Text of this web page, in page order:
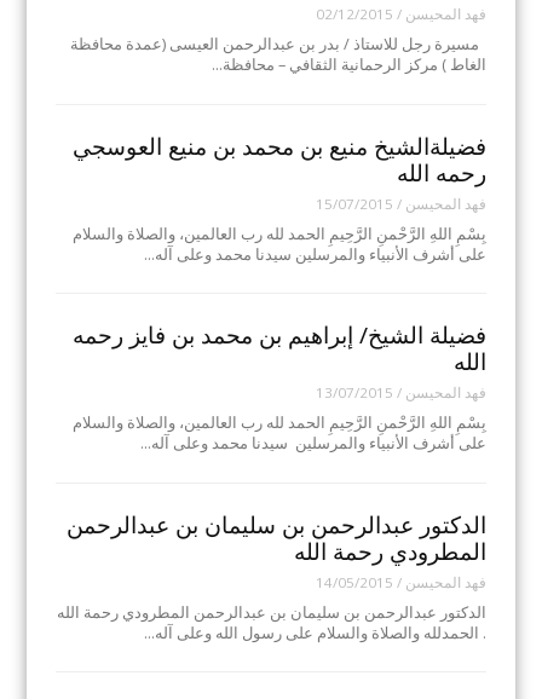
فهد المحيسن /
02/12/2015
مسيرة رجل للاستاذ / بدر بن عبدالرحمن العيسى (عمدة محافظة
الغاط ) مركز الرحمانية الثقافي – محافظة…
فضيلةالشيخ منيع بن محمد بن منيع العوسجي
رحمه الله
فهد المحيسن /
15/07/2015
بِسْمِ اللهِ الرَّحْمنِ الرَّحِيمِ الحمد لله رب العالمين، والصلاة والسلام
على أشرف الأنبياء والمرسلين سيدنا محمد وعلى آله…
فضيلة الشيخ/ إبراهيم بن محمد بن فايز رحمه
الله
فهد المحيسن /
13/07/2015
بِسْمِ اللهِ الرَّحْمنِ الرَّحِيمِ الحمد لله رب العالمين، والصلاة والسلام
على أشرف الأنبياء والمرسلين سيدنا محمد وعلى آله…
الدكتور عبدالرحمن بن سليمان بن عبدالرحمن
المطرودي رحمة الله
فهد المحيسن /
14/05/2015
الدكتور عبدالرحمن بن سليمان بن عبدالرحمن المطرودي رحمة الله
. الحمدلله والصلاة والسلام على رسول الله وعلى آله…